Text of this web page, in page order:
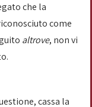
che la
come
altrove, non vi
cassa la